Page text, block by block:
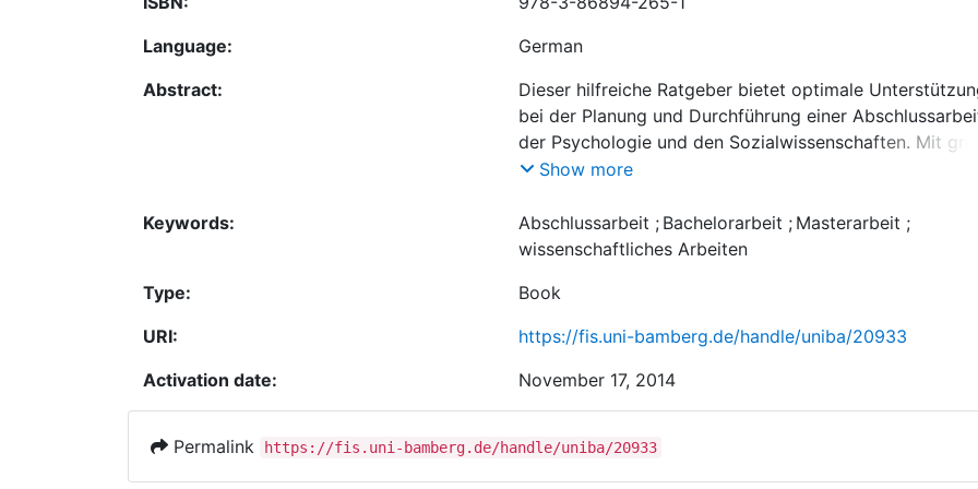
Language:
German
Abstract:
Dieser hilfreiche Ratgeber bietet optimale
bei der Planung und Durchführung einer
der Psychologie und den Sozialwissenschaften. Mit
Verständnis für die Bedürfnisse Studierender vermitteln
wissenschaftlichen Arbeit, angefangen von
und Betreuersuche über den Prozess der
bis hin zu Datenaufbereitung und Einstieg in den
Schreibprozess. Zahlreiche Beispiele machen das Buch
einem anschaulichen und praktischen Leitfaden, der den
Leser schrittweise durch die verschiedenen Phasen einer
Show more
Keywords: Abschlussarbeit ; Bachelorarbeit ; Masterarbeit ;
wissenschaftliches Arbeiten
Type:
Book
URI:
https://fis.uni-bamberg.de/handle/uniba/20933
Activation date:
November 17, 2014
Permalink https://fis.uni-bamberg.de/handle/uniba/20933